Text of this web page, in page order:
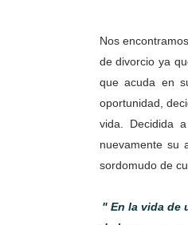
Nos
de divorcio ya
que acuda en
oportunidad,
vida. Decidida
nuevamente su
sordomudo de
" En la vida de